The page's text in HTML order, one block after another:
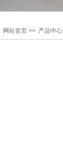
网站首页 >> 产品中心